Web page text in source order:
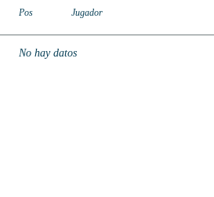
Pos Jugador
No hay datos